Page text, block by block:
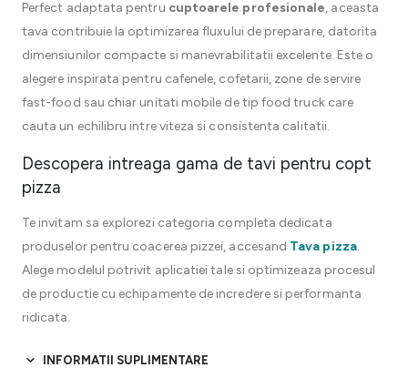
Perfect adaptata pentru cuptoarele profesionale, aceasta
tava contribuie la optimizarea fluxului de preparare, datorita
dimensiunilor compacte si manevrabilitatii excelente. Este o
alegere inspirata pentru cafenele, cofetarii, zone de servire
fast-food sau chiar unitati mobile de tip food truck care
cauta un echilibru intre viteza si consistenta calitatii.
Descopera intreaga gama de tavi pentru copt
pizza
Te invitam sa explorezi categoria completa dedicata
produselor pentru coacerea pizzei, accesand Tava pizza.
Alege modelul potrivit aplicatiei tale si optimizeaza procesul
de productie cu echipamente de incredere si performanta
ridicata.
INFORMATII SUPLIMENTARE